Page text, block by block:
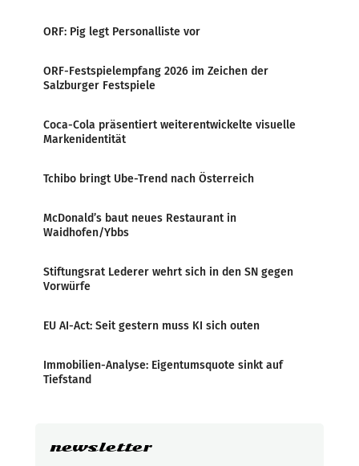
ORF: Pig legt Personalliste vor
ORF-Festspielempfang 2026 im Zeichen der
Salzburger Festspiele
Coca-Cola präsentiert weiterentwickelte visuelle
Markenidentität
Tchibo bringt Ube-Trend nach Österreich
McDonald’s baut neues Restaurant in
Waidhofen/Ybbs
Stiftungsrat Lederer wehrt sich in den SN gegen
Vorwürfe
EU AI-Act: Seit gestern muss KI sich outen
Immobilien-Analyse: Eigentumsquote sinkt auf
Tiefstand
newsletter